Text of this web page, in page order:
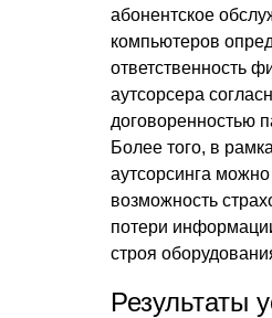
абонентское
компьютеров
ответственность
аутсорсера
договоренностью
Более того, в
аутсорсинга
возможность
потери
строя
Результаты